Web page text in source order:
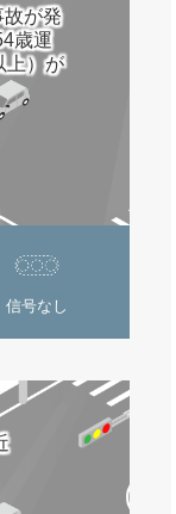
故が発
歳運
上）が
信号なし